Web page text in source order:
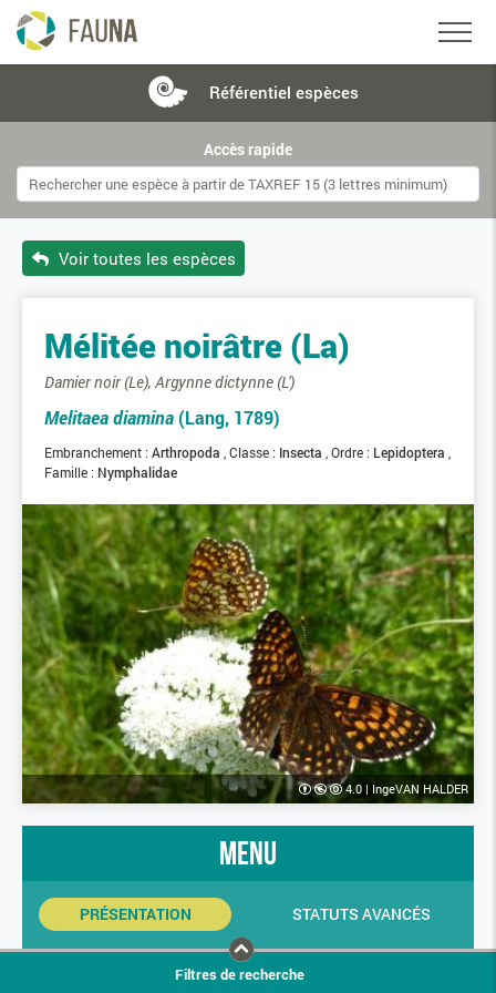
Référentiel espèces
Accès rapide
Voir toutes les espèces
Mélitée noirâtre (La)
Damier noir (Le), Argynne dictynne (L')
Melitaea diamina (Lang, 1789)
Embranchement : Arthropoda Classe : Insecta Ordre : Lepidoptera
Famille : Nymphalidae
4.0 | IngeVAN HALDER
menu
PRÉSENTATION STATUTS AVANCÉS
INDICATEURS SINP
PHOTOS
Filtres de recherche